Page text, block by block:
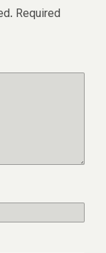
Required